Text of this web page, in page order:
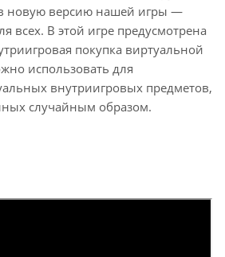
в новую версию нашей игры —
всех. В этой игре предусмотрена
покупка виртуальной
использовать для
внутриигровых предметов,
случайным образом.